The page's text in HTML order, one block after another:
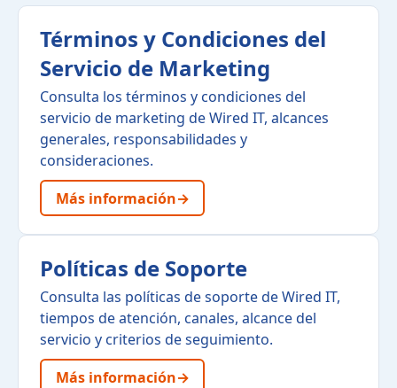
Términos y Condiciones del
Servicio de Marketing
Consulta los términos y condiciones del
servicio de marketing de Wired IT, alcances
generales, responsabilidades y
consideraciones.
Más información→
Políticas de Soporte
Consulta las políticas de soporte de Wired IT,
tiempos de atención, canales, alcance del
servicio y criterios de seguimiento.
Más información→